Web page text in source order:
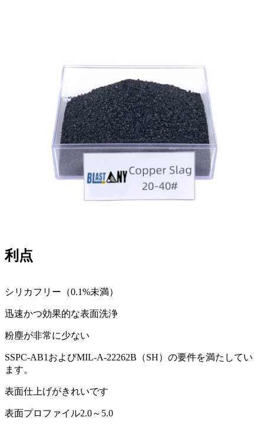
利点
シリカフリー（0.1%未満）
迅速かつ効果的な表面洗浄
粉塵が非常に少ない
SSPC-AB1およびMIL-A-22262B（SH）の要件を満たしてい
ます。
表面仕上げがきれいです
表面プロファイル2.0～5.0